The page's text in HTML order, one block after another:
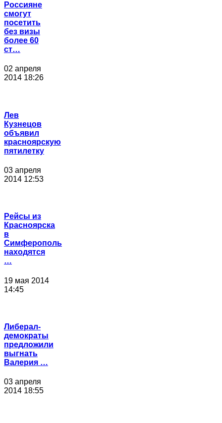
Россияне
смогут
посетить
без визы
более 60
ст…
02 апреля
2014 18:26
Лев
Кузнецов
объявил
красноярскую
пятилетку
03 апреля
2014 12:53
Рейсы из
Красноярска
в
Симферополь
находятся
…
19 мая 2014
14:45
Либерал-
демократы
предложили
выгнать
Валерия …
03 апреля
2014 18:55